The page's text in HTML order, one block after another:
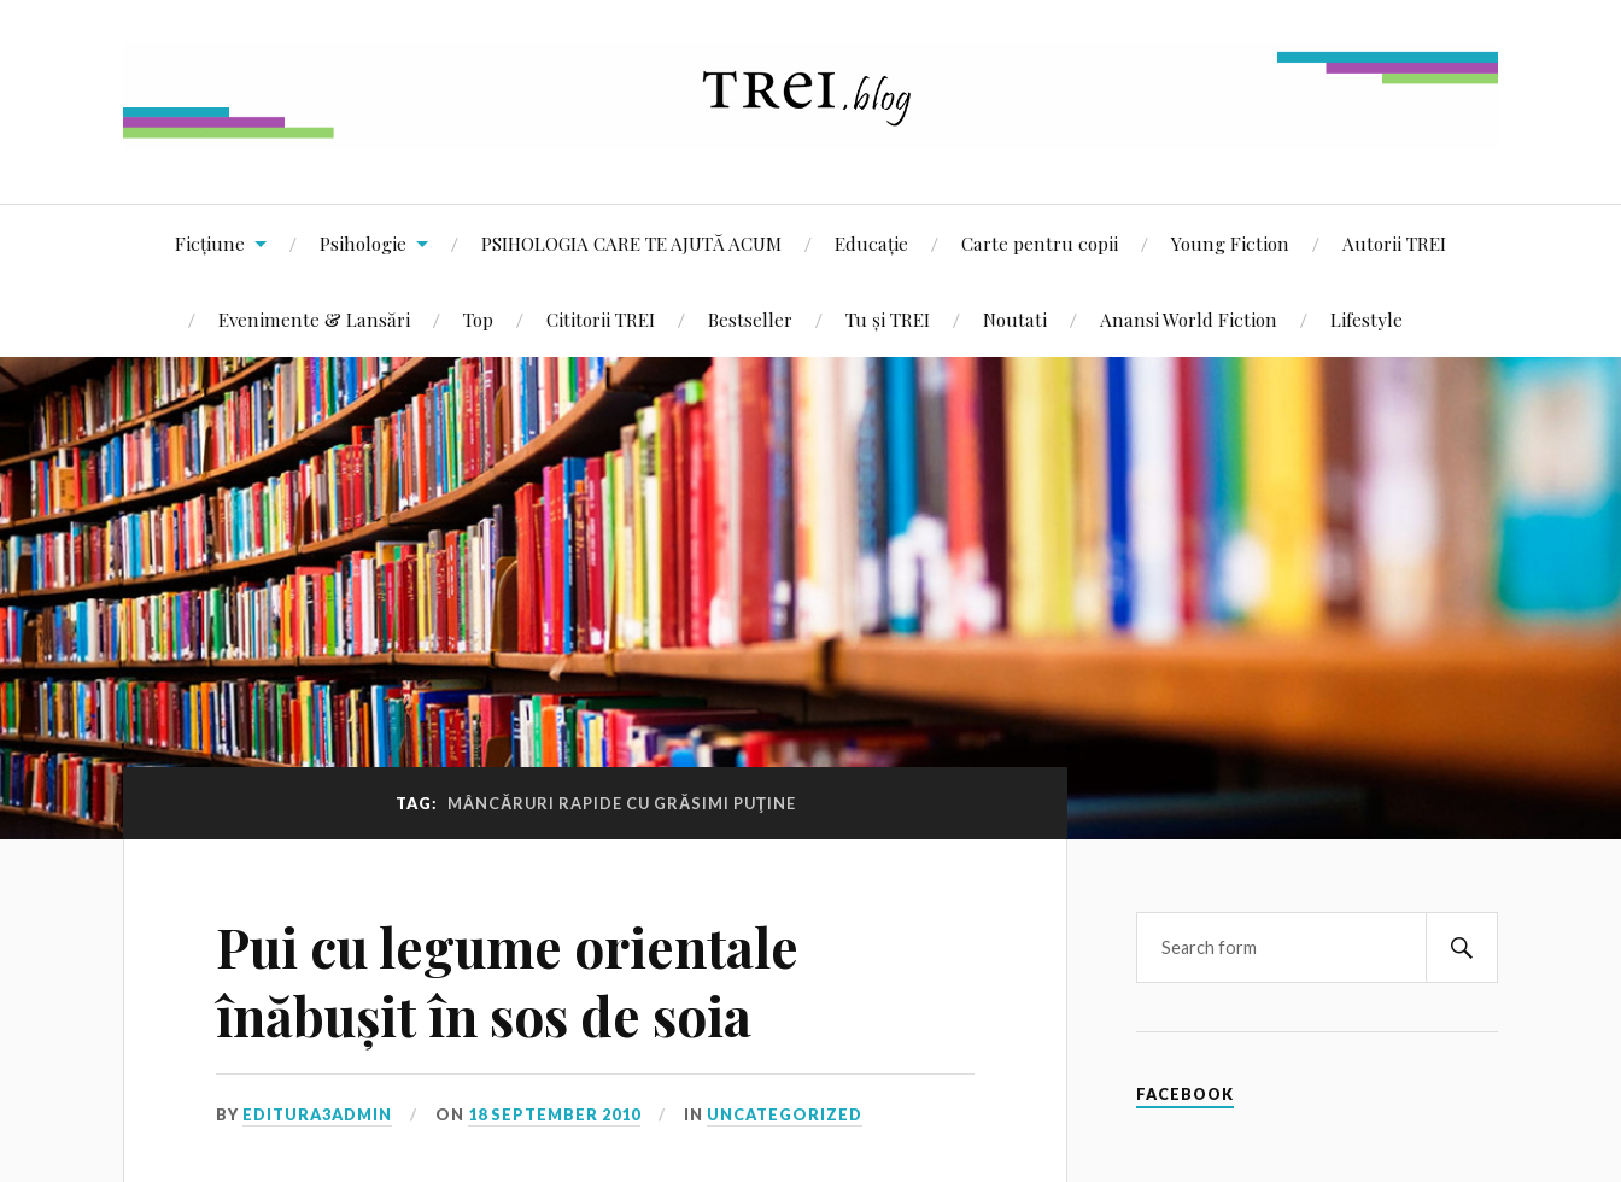
Ficțiune Psihologie PSIHOLOGIA CARE TE AJUTĂ ACUM Educație Carte pentru copii Young Fiction Autorii TREI
Evenimente & Lansări Top Cititorii TREI Bestseller Tu și TREI Noutati Anansi World Fiction Lifestyle
TAG: MÂNCĂRURI RAPIDE CU GRĂSIMI PUŢINE
Pui cu legume orientale
înăbușit în sos de soia
BY EDITURA3ADMIN ON 18 SEPTEMBER 2010 IN UNCATEGORIZED
FACEBOOK